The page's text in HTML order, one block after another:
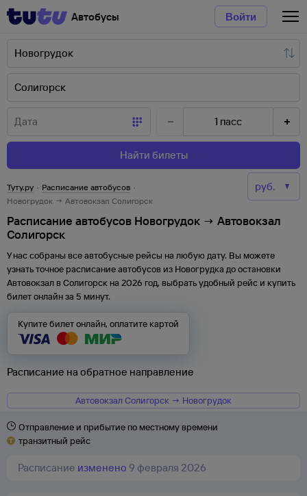
Автобусы Войти
1 пасс
Найти билеты
Туту.ру · Расписание автобусов ·
Новогрудок → Автовокзал Солигорск
Расписание автобусов Новогрудок → Автовокзал
Солигорск
У нас собраны все автобусные рейсы на любую дату. Вы можете
узнать точное расписание автобусов из Новогрудка доостановки
Автовокзал в Солигорск на 2026 год, выбрать удобный рейс и купить
билет онлайн за 5 минут.
Купите билет онлайн, оплатите картой
Расписание на обратное направление
Автовокзал Солигорск → Новогрудок
Отправление и прибытие по местному времени
транзитный рейс
Расписание изменено 9 февраля 2026